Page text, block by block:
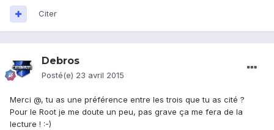
Citer
Debros
Posté(e) 23 avril 2015
Merci @, tu as une préférence entre les trois que tu as cité ?
Pour le Root je me doute un peu, pas grave ça me fera de la
lecture ! :-)